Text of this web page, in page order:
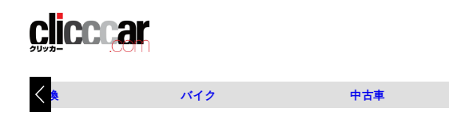
タイヤ交換 バイク 中古車